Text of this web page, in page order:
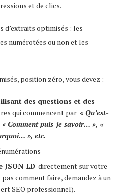
et de clics.
optimisés : les
numérotées ou non et les
position zéro, vous devez :
des questions et des
qui commencent par « Qu’est-
Comment puis-je savoir… », «
», etc.
JSON-LD directement sur votre
pas comment faire, demandez à un
SEO professionnel).